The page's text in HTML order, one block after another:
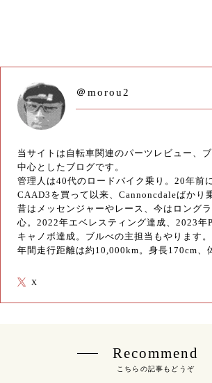
＠morou2
当サイトは自転車関連のパーツレビュー、
中心としたブログです。
管理人は40代のロードバイク乗り。20年前
CAAD3を買って以来、Cannoncdaleばかり
昔はメッセンジャーやレース、今はロング
心。2022年エベレスティング達成、2023年
キャノボ達成。ブルべの主担当もやります。
年間走行距離は約10,000km。身長170cm、
X
Recommend
こちらの記事もどうぞ